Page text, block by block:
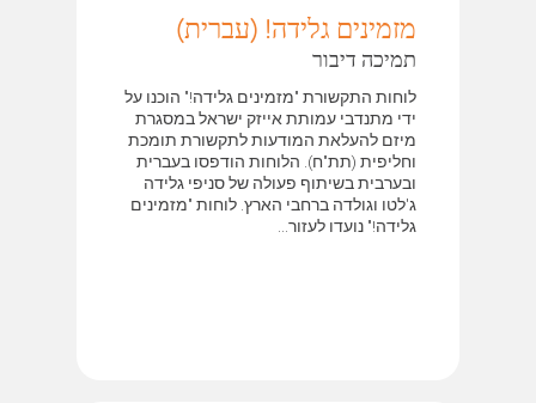
מזמינים גלידה! (עברית)
תמיכה דיבור
לוחות התקשורת "מזמינים גלידה!" הוכנו על
ידי מתנדבי עמותת אייזק ישראל במסגרת
מיזם להעלאת המודעות לתקשורת תומכת
וחליפית (תת"ח). הלוחות הודפסו בעברית
ובערבית בשיתוף פעולה של סניפי גלידה
ג'לטו וגולדה ברחבי הארץ. לוחות "מזמינים
גלידה!" נועדו לעזור...